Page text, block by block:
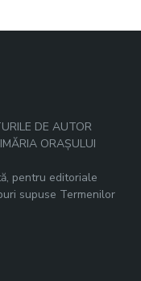
DE AUTOR
ORAȘULUI
pentru editoriale
supuse Termenilor